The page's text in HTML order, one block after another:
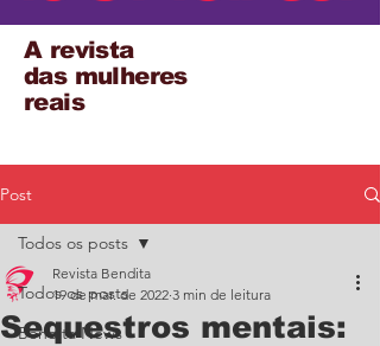
A revista
das mulheres
reais
Post
Todos os posts
Bendita News
Todos os posts
Sequestros mentais:
Revista Bendita
19 de mar. de 2022 3 min de leitura